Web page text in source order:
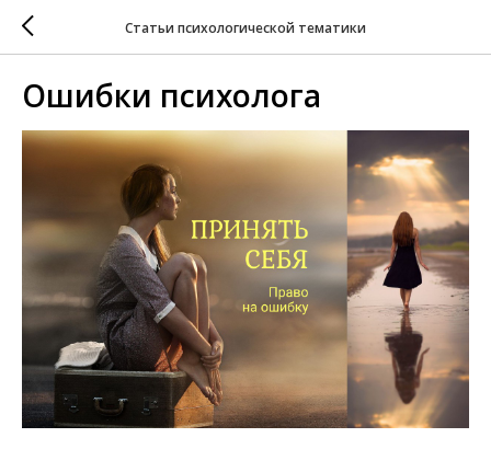
Статьи психологической тематики
Ошибки психолога